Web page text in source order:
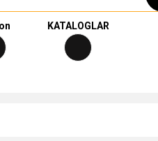
KATALOGLAR